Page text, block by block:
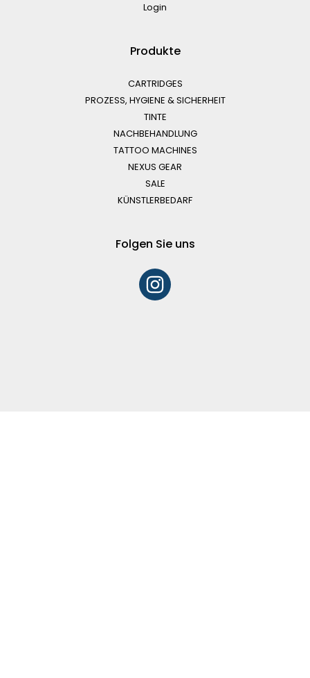
Login
Produkte
CARTRIDGES
PROZESS, HYGIENE & SICHERHEIT
TINTE
NACHBEHANDLUNG
TATTOO MACHINES
NEXUS GEAR
SALE
KÜNSTLERBEDARF
Folgen Sie uns